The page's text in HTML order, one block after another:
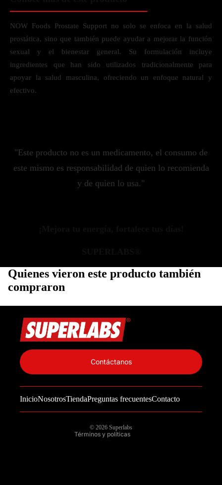
NOW Foods Prostate Support no solo se enfoca en la salud
prostática, sino que también puede ayudar a mejorar la función
sexual y el bienestar general. Su formulación incluye
ingredientes que han sido utilizados tradicionalmente para
apoyar la salud masculina, ofreciendo un enfoque natural y
efectivo.
"Este producto no es un medicamento, el consumo de
este mismo es responsabilidad de quien lo recomienda
y de quien lo usa."
Quienes vieron este producto también
compraron
InicioNosotrosTiendaPreguntas frecuentesContacto
Contáctanos
© 2026 Superlabs
Términos y políticas
Información de contacto
Política de reembolso
Términos del servicio
Política de envío